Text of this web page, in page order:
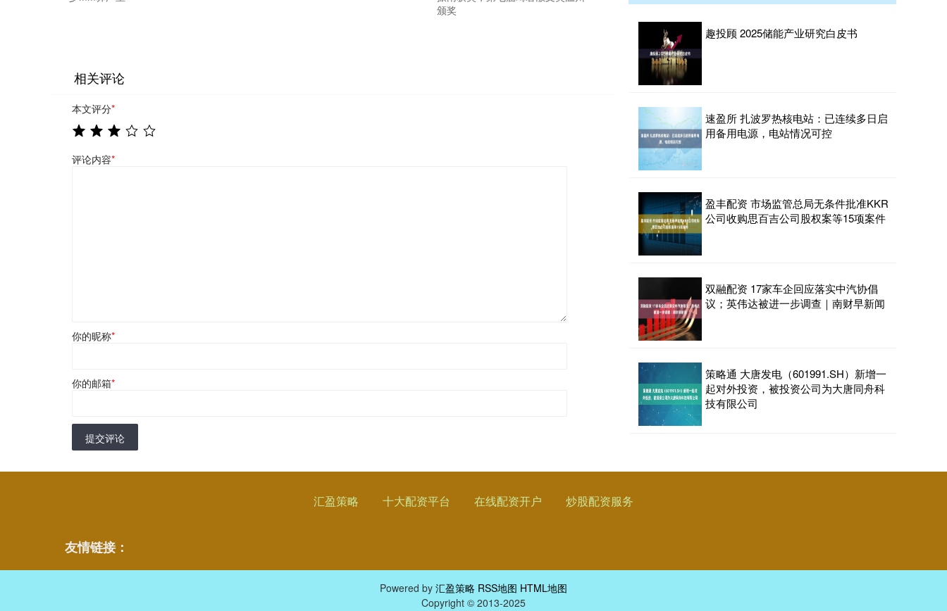
颁奖
相关评论
本文评分*
评论内容*
你的昵称*
你的邮箱*
提交评论
趣投顾 2025储能产业研究白皮书
速盈所 扎波罗热核电站：已连续多日启
用备用电源，电站情况可控
盈丰配资 市场监管总局无条件批准KKR
公司收购思百吉公司股权案等15项案件
双融配资 17家车企回应落实中汽协倡
议；英伟达被进一步调查｜南财早新闻
策略通 大唐发电（601991.SH）新增一
起对外投资，被投资公司为大唐同舟科
技有限公司
汇盈策略 十大配资平台 在线配资开户 炒股配资服务
友情链接：
Powered by 汇盈策略 RSS地图 HTML地图
Copyright © 2013-2025